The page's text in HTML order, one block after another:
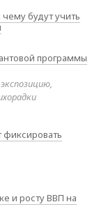
будут учить
программы
и росту ВВП на